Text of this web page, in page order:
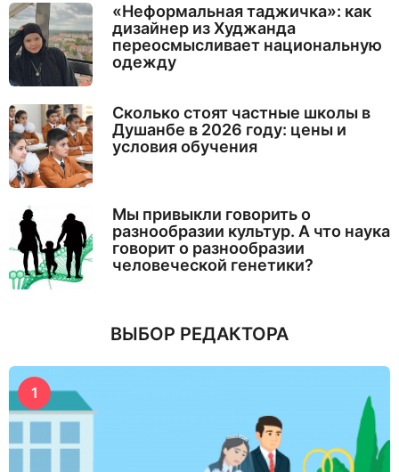
«Неформальная таджичка»: как
дизайнер из Худжанда
переосмысливает национальную
одежду
Сколько стоят частные школы в
Душанбе в 2026 году: цены и
условия обучения
Мы привыкли говорить о
разнообразии культур. А что наука
говорит о разнообразии
человеческой генетики?
ВЫБОР РЕДАКТОРА
1